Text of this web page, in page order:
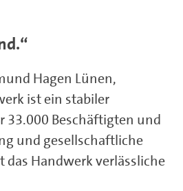
Hagen Lünen,
ist ein stabiler
Beschäftigten und
und gesellschaftliche
Handwerk verlässliche